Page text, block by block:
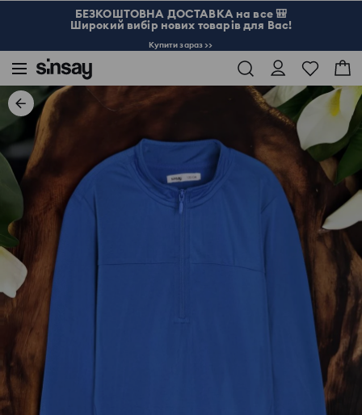
БЕЗКОШТОВНА ДОСТАВКА на все 🎒
Широкий вибір нових товарів для Вас!
Купити зараз >>